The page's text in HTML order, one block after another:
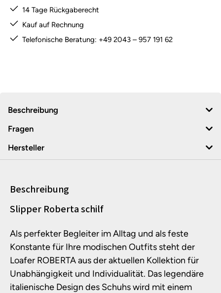
14 Tage Rückgaberecht
Kauf auf Rechnung
Telefonische Beratung: +49 2043 – 957 191 62
Beschreibung
Fragen
Hersteller
Beschreibung
Produktinformationen
Slipper Roberta schilf
Als perfekter Begleiter im Alltag und als feste
Konstante für Ihre modischen Outfits steht der
Loafer ROBERTA aus der aktuellen Kollektion für
Unabhängigkeit und Individualität. Das legendäre
italienische Design des Schuhs wird mit einem